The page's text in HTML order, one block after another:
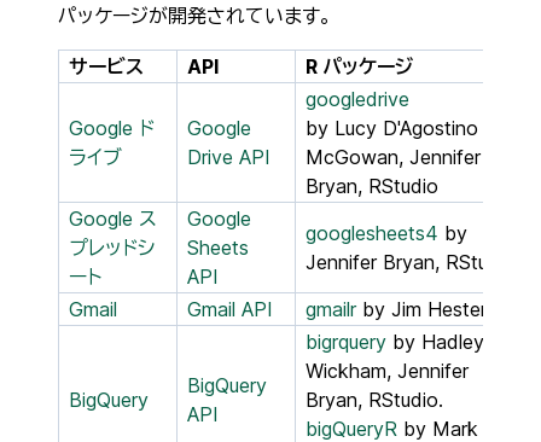
パッケージが開発されています。
サービス API R パッケージ
Google ド
ライブ
Google
Drive API
googledrive
by Lucy D'Agostino
McGowan, Jennifer
Bryan, RStudio
Google ス
プレッドシ
ート
Google
Sheets
API
googlesheets4 by
Jennifer Bryan, RStudio
Gmail
Gmail API gmailrby Jim Hester
BigQuery
BigQuery
API
bigrquery by Hadley
Wickham, Jennifer
Bryan, RStudio.
bigQueryR by Mark